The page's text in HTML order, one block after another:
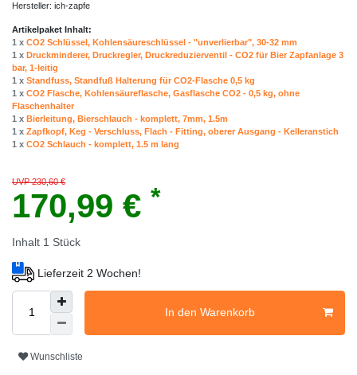
Hersteller: ich-zapfe
Artikelpaket Inhalt:
1 x CO2 Schlüssel, Kohlensäureschlüssel - "unverlierbar", 30-32 mm
1 x Druckminderer, Druckregler, Druckreduzierventil - CO2 für Bier Zapfanlage 3
bar, 1-leitig
1 x Standfuss, Standfuß Halterung für CO2-Flasche 0,5 kg
1 x CO2 Flasche, Kohlensäureflasche, Gasflasche CO2 - 0,5 kg, ohne
Flaschenhalter
1 x Bierleitung, Bierschlauch - komplett, 7mm, 1.5m
1 x Zapfkopf, Keg - Verschluss, Flach - Fitting, oberer Ausgang - Kelleranstich
1 x CO2 Schlauch - komplett, 1.5 m lang
UVP 230,60 €
170,99 € *
Inhalt 1 Stück
Lieferzeit 2 Wochen!
In den Warenkorb
Wunschliste